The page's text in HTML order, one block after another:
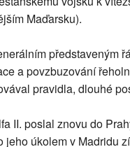
Maďarsku).
představeným
a povzbuzování
pravidla, dlouhé
II. poslal znovu do
úkolem v Madridu